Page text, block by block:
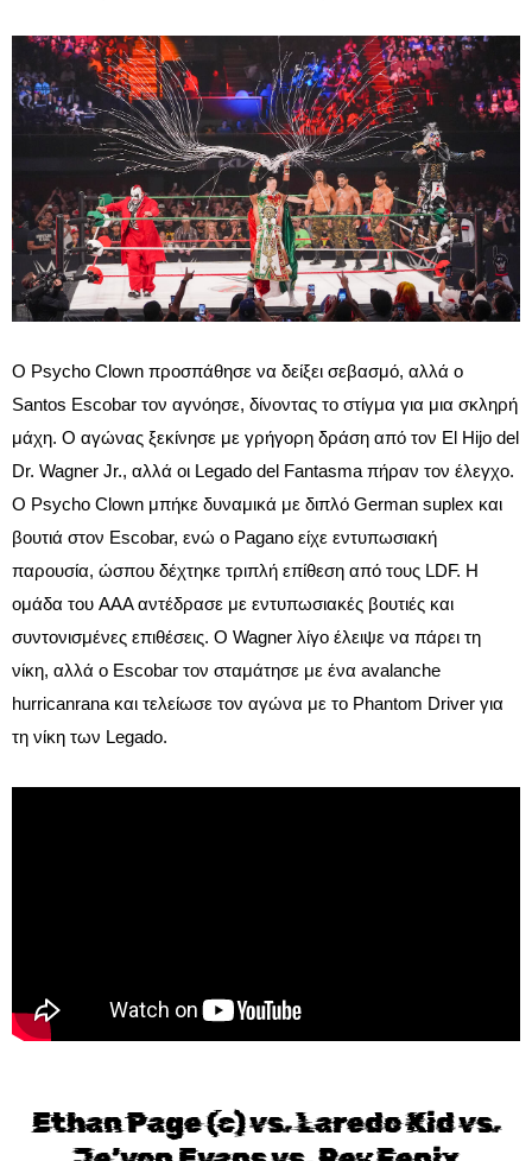
Ο Psycho Clown προσπάθησε να δείξει σεβασμό, αλλά ο
Santos Escobar τον αγνόησε, δίνοντας το στίγμα για μια σκληρή
μάχη. Ο αγώνας ξεκίνησε με γρήγορη δράση από τον El Hijo del
Dr. Wagner Jr., αλλά οι Legado del Fantasma πήραν τον έλεγχο.
Ο Psycho Clown μπήκε δυναμικά με διπλό German suplex και
βουτιά στον Escobar, ενώ ο Pagano είχε εντυπωσιακή
παρουσία, ώσπου δέχτηκε τριπλή επίθεση από τους LDF. Η
ομάδα του AAA αντέδρασε με εντυπωσιακές βουτιές και
συντονισμένες επιθέσεις. Ο Wagner λίγο έλειψε να πάρει τη
νίκη, αλλά ο Escobar τον σταμάτησε με ένα avalanche
hurricanrana και τελείωσε τον αγώνα με το Phantom Driver για
τη νίκη των Legado.
Ethan Page (c) vs. Laredo Kid vs.